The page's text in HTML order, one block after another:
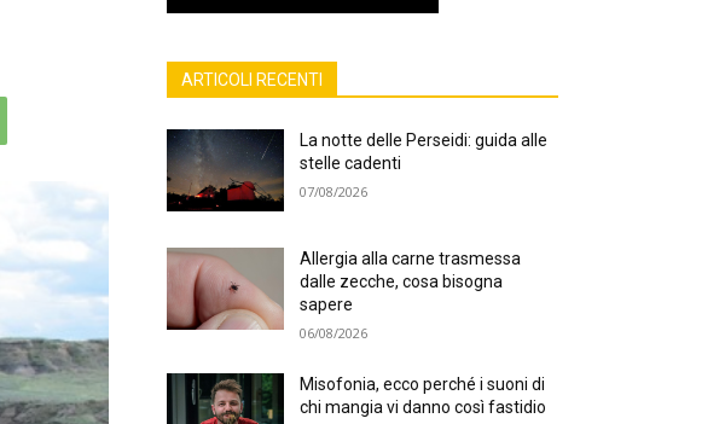
ARTICOLI RECENTI
La notte delle Perseidi: guida alle
stelle cadenti
07/08/2026
Allergia alla carne trasmessa
dalle zecche, cosa bisogna
sapere
06/08/2026
Misofonia, ecco perché i suoni di
chi mangia vi danno così fastidio